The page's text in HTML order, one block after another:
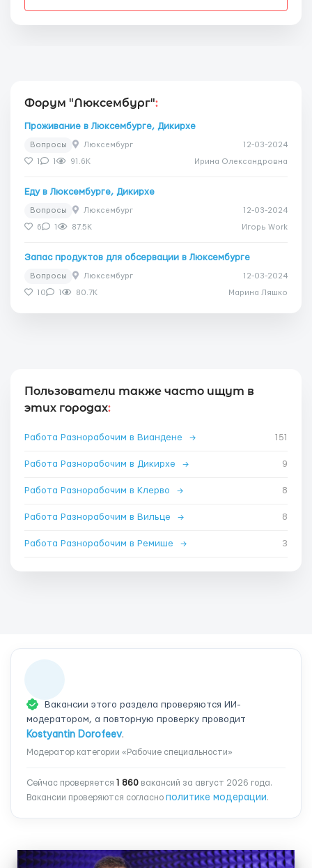
Форум "Люксембург":
Проживание в Люксембурге, Дикирхе
Вопросы Люксембург 12-03-2024
1 1 91.6K Ирина Олександровна
Еду в Люксембурге, Дикирхе
Вопросы Люксембург 12-03-2024
6 1 87.5K Игорь Work
Запас продуктов для обсервации в Люксембурге
Вопросы Люксембург 12-03-2024
10 1 80.7K Марина Ляшко
Пользователи также часто ищут в
этих городах:
Работа Разнорабочим в Виандене → 151
Работа Разнорабочим в Дикирхе → 9
Работа Разнорабочим в Клерво → 8
Работа Разнорабочим в Вильце → 8
Работа Разнорабочим в Ремише → 3
Вакансии этого раздела проверяются ИИ-
модератором, а повторную проверку проводит
Kostyantin Dorofeev.
Модератор категории «Рабочие специальности»
Сейчас проверяется 1 860 вакансий за август 2026 года.
Вакансии проверяются согласно политике модерации.